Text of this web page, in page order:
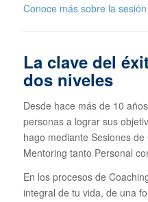
Conoce más sobre la
La clave del
dos niveles
Desde hace más de 10
personas a lograr sus
hago mediante Sesiones
Mentoring tanto Personal
En los procesos de
integral de tu vida, de una